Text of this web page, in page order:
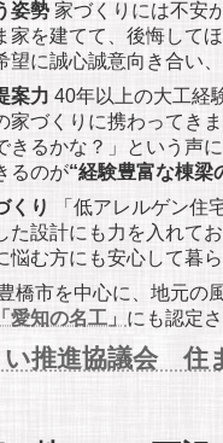
姿勢 家づくりには不安
家を建てて、後悔して
望に誠心誠意向き合い
案力 40年以上の大工経
づくりに携わってきま
るかな？」という声に
るのが“経験豊富な棟梁
くり
「低アレルゲン住
設計にも力を入れてお
悩む方にも安心して暮
橋市を中心に、地元の
「愛知の名工」 にも認定
い推進協議会